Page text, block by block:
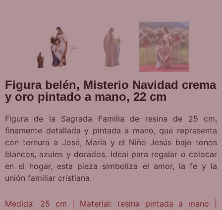
Figura belén, Misterio Navidad crema
y oro pintado a mano, 22 cm
Figura de la Sagrada Familia de resina de 25 cm,
finamente detallada y pintada a mano, que representa
con ternura a José, María y el Niño Jesús bajo tonos
blancos, azules y dorados. Ideal para regalar o colocar
en el hogar, esta pieza simboliza el amor, la fe y la
unión familiar cristiana.
Medida: 25 cm | Material: resina pintada a mano |